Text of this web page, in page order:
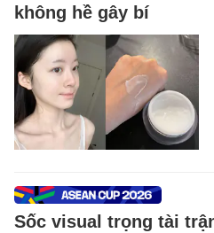
không hề gây bí
Sốc visual trọng tài